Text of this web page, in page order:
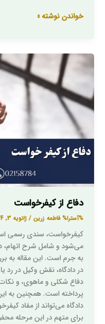
خواندن نوشته »
دفاع از کیفرخواست
%آسترا% فاطمه زرین/ژانویه 3, 2024
کیفرخواست، سندی رسمی
می‌شود و شامل شرح اتهام،
به جرم است. این مقاله به
در دادگاه، نقش وکیل در رد
دفاع شکلی و ماهوی، و نکات
پرداخته است. همچنین به
دادگاه می‌تواند از مفاد
برای متهم در این مرحله
دفاع
کیفرخواست